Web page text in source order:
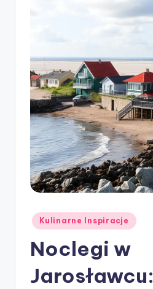
Posted
in
Kulinarne Inspiracje
Noclegi w